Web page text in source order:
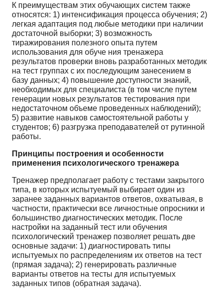
К преимуществам этих обучающих систем также
относятся: 1) интенсификация процесса обучения; 2)
легкая адаптация под любые методики при наличии
достаточной выборки; 3) возможность
тиражирования полезного опыта путем
использования для обуче ния тренажера
результатов проверки вновь разработанных методик
на тест группах с их последующим занесением в
базу данных; 4) повышение доступности знаний,
необходимых для специалиста (в том числе путем
генерации новых результатов тестирования при
недостаточном объеме проведенных наблюдений);
5) развитие навыков самостоятельной работы у
студентов; 6) разгрузка преподавателей от рутинной
работы.
Принципы построения и особенности
применения психологического тренажера
Тренажер предполагает работу с тестами закрытого
типа, в которых испытуемый выбирает один из
заранее заданных вариантов ответов, охватывая, в
частности, практически все личностные опросники и
большинство диагностических методик. После
настройки на заданный тест или обучения
психологический тренажер позволяет решать две
основные задачи: 1) диагностировать типы
испытуемых по распределениям их ответов на тест
(прямая задача); 2) генерировать различные
варианты ответов на тесты для испытуемых
заданных типов (обратная задача).